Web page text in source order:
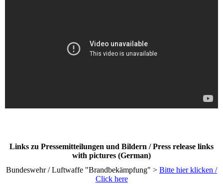
Links zu Pressemitteilungen und Bildern / Press release links
with pictures (German)
Bundeswehr / Luftwaffe "Brandbekämpfung" > Bitte hier klicken /
Click here